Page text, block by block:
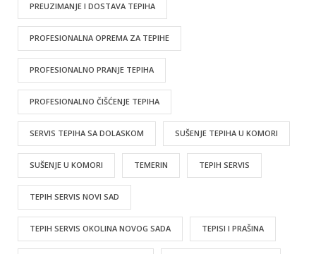
PREUZIMANJE I DOSTAVA TEPIHA
PROFESIONALNA OPREMA ZA TEPIHE
PROFESIONALNO PRANJE TEPIHA
PROFESIONALNO ČIŠĆENJE TEPIHA
SERVIS TEPIHA SA DOLASKOM SUŠENJE TEPIHA U KOMORI
SUŠENJE U KOMORI TEMERIN TEPIH SERVIS
TEPIH SERVIS NOVI SAD
TEPIH SERVIS OKOLINA NOVOG SADA TEPISI I PRAŠINA